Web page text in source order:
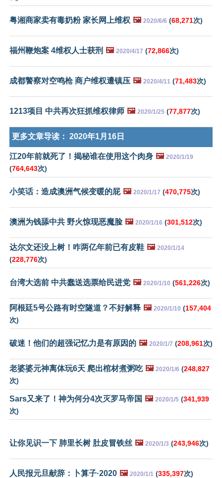
粤湘商家卖有毒奶粉 家长网上维权 🖼️ 2020/6/6 (68,271次)
福州鞭炮案 4维权人士获刑 🖼️ 2020/4/17 (72,866次)
成都警察对空鸣枪 商户维权遭镇压 🖼️ 2020/4/11 (71,483次)
1213项目 中共再次狂抓维权律师 🖼️ 2020/1/25 (77,877次)
更多文章导读： 2020年1月16日
江20年前就死了！揭秘谁在使用这个肉身 🖼️ 2020/1/19
(764,643次)
小笑话：造成澳洲气候变暖的屁 🖼️ 2020/1/17 (470,775次)
澳洲为钱舔中共 野火惊现恶魔脸 🖼️ 2020/1/16 (301,512次)
达尔文还没上树！咋两亿年前已有皮鞋 🖼️ 2020/1/14
(228,776次)
台湾大选前 中共蠢送选票给民进党 🖼️ 2020/1/10 (561,226次)
阿根廷5号公路有时空隧道？不好解释 🖼️ 2020/1/10 (157,404
次)
破迷！他们的超强记忆力是有原因的 🖼️ 2020/1/7 (208,961次)
老婆婆元神离体玩6天 爬出棺材煮粥吃 🖼️ 2020/1/6 (248,827
次)
Sars又来了！神为何分4次灭罗马帝国 🖼️ 2020/1/5 (341,939
次)
让你见识一下 肺里长树 肚皮冒铁丝 🖼️ 2020/1/3 (243,946次)
人民报元旦献辞：卜算子·2020 🖼️ 2020/1/1 (335,397次)